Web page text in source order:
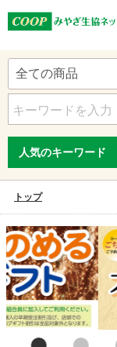
人気のキーワード
トップ